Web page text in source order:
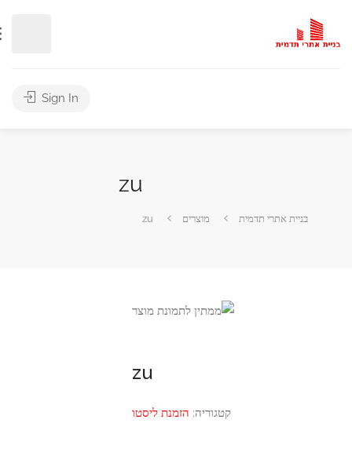
Sign In
zu
בניית אתרי תדמית מוצרים zu
zu
קטגוריה:הזמנת ליסטו